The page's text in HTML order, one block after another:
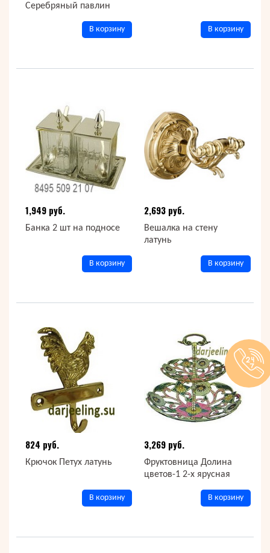
Серебряный павлин
В корзину В корзину
1,949 руб.
Банка 2 шт на подносе
В корзину
2,693 руб.
Вешалка на стену
латунь
В корзину
824 руб.
Крючок Петух латунь
В корзину
3,269 руб.
Фруктовница Долина
цветов-1 2-х ярусная
В корзину